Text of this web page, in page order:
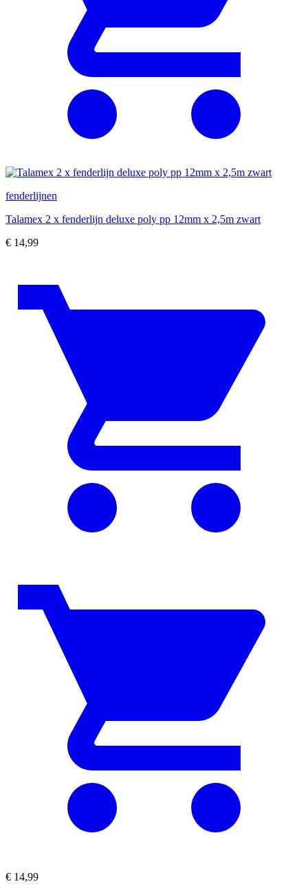
fenderlijnen
Talamex 2 x fenderlijn deluxe poly pp 12mm x 2,5m zwart
€ 14,99
€ 14,99